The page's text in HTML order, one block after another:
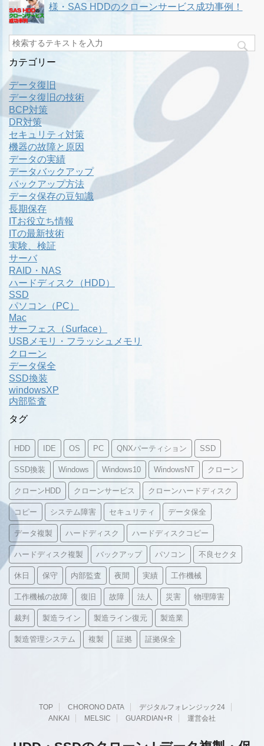
様・SAS HDDのクローンサービス成功事例！
カテゴリー
データ復旧
データ復旧の技術
BCP対策
DR対策
セキュリティ対策
機器の故障と原因
データの実績
データバックアップ
バックアップ方法
データ保存の豆知識
長期保存
ITお役立ち情報
ITの最新技術
実験、検証
サーバ
RAID・NAS
ハードディスク（HDD）
SSD
パソコン（PC）
Mac
サーフェス（Surface）
USBメモリ・フラッシュメモリ
クローン
データ保全
SSD換装
windowsXP
内部監査
タグ
HDD IDE OS PC QNXパーティション SSD
SSD換装 Windows Windows10 WindowsNT クローン
クローンHDD クローンサービス クローンハードディスク
コピー システム障害 セキュリティ データ保全
データ複製 ハードディスク ハードディスクコピー
ハードディスク複製 バックアップ パソコン 不良セクタ
休日 保守 内部監査 夜間 実績 工作機械
工作機械の故障 復旧 故障 法人 災害 物理障害
裁判 製造ライン 製造ライン復元 製造業
製造管理システム 複製 証拠 証拠保全
TOP CHORONO DATA
デジタルフォレンジック24
ANKAI
MELSIC GUARDIAN+R 運営会社